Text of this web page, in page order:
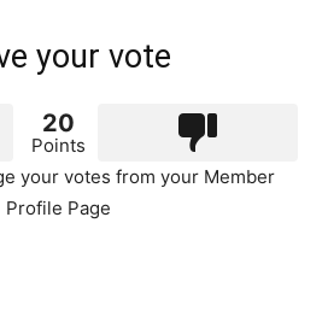
your vote
20
Points
your votes from your Member
Profile Page